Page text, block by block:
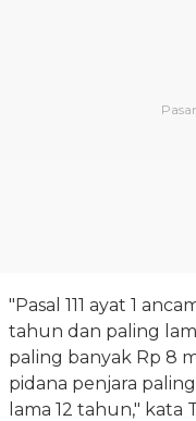
"Pasal 111 ayat 1
tahun dan paling
paling banyak Rp 8
pidana penjara
lama 12 tahun," kata